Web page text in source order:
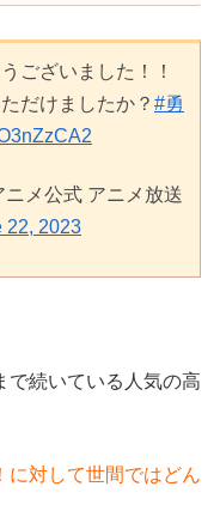
ございました！！
だけましたか？ #勇
メ公式 アニメ放送
22, 2023
で続いている人気の高
に対して世間ではどん